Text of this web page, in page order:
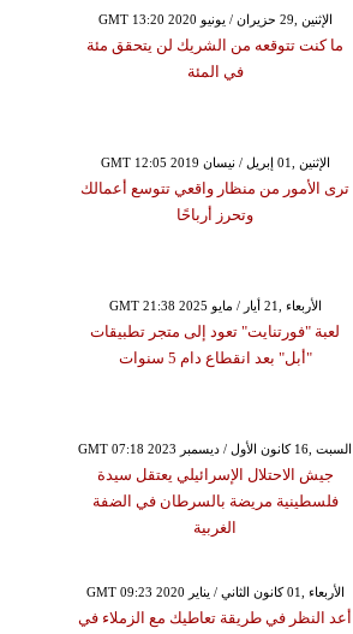
GMT 13:20 2020 الإثنين ,29 حزيران / يونيو
ما كنت تتوقعه من الشريك لن يتحقق مئة
في المئة
GMT 12:05 2019 الإثنين ,01 إبريل / نيسان
ترى الأمور من منظار واقعي تتوسع أعمالك
وتحرز أرباحًا
GMT 21:38 2025 الأربعاء ,21 أيار / مايو
لعبة "فورتنايت" تعود إلى متجر تطبيقات
"أبل" بعد انقطاع دام 5 سنوات
GMT 07:18 2023 السبت ,16 كانون الأول / ديسمبر
جيش الاحتلال الإسرائيلي يعتقل سيدة
فلسطينية مريضة بالسرطان في الضفة
الغربية
GMT 09:23 2020 الأربعاء ,01 كانون الثاني / يناير
أعد النظر في طريقة تعاطيك مع الزملاء في